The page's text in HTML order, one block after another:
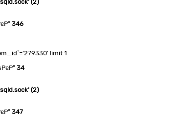
(2)
346
limit 1
34
(2)
347